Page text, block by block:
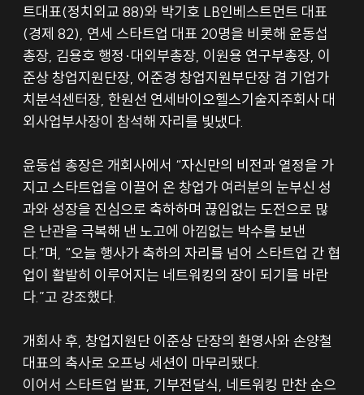
트대표(정치외교 88)와 박기호 LB인베스트먼트 대표
(경제 82), 연세 스타트업 대표 20명을 비롯해 윤동섭
총장, 김용호 행정·대외부총장, 이원용 연구부총장, 이
준상 창업지원단장, 어준경 창업지원부단장 겸 기업가
치분석센터장, 한원선 연세바이오헬스기술지주회사 대
외사업부사장이 참석해 자리를 빛냈다.
윤동섭 총장은 개회사에서 “자신만의 비전과 열정을 가
지고 스타트업을 이끌어 온 창업가 여러분의 눈부신 성
과와 성장을 진심으로 축하하며 끊임없는 도전으로 많
은 난관을 극복해 낸 노고에 아낌없는 박수를 보낸
다.”며, “오늘 행사가 축하의 자리를 넘어 스타트업 간 협
업이 활발히 이루어지는 네트워킹의 장이 되기를 바란
다.”고 강조했다.
개회사 후, 창업지원단 이준상 단장의 환영사와 손양철
대표의 축사로 오프닝 세션이 마무리됐다.
이어서 스타트업 발표, 기부전달식, 네트워킹 만찬 순으